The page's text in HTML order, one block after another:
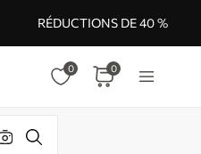
RÉDUCTIONS DE 40 %
0 0